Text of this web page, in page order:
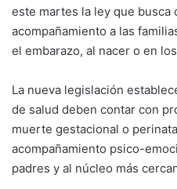
este martes la ley que busca
acompañamiento a las
el embarazo, al nacer o en
La nueva legislación
de salud deben contar con
muerte gestacional o
acompañamiento psico-
padres y al núcleo más